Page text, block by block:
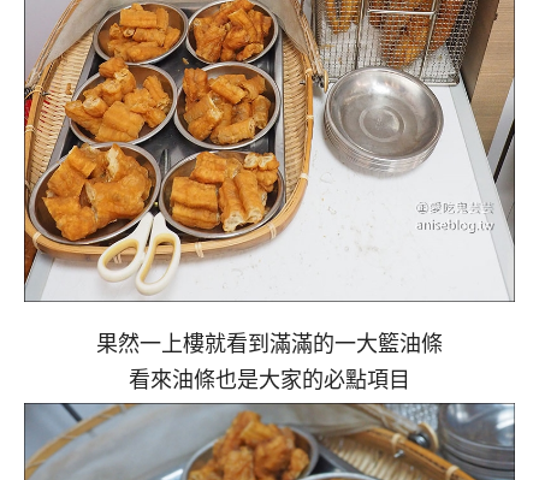
果然一上樓就看到滿滿的一大籃油條
看來油條也是大家的必點項目